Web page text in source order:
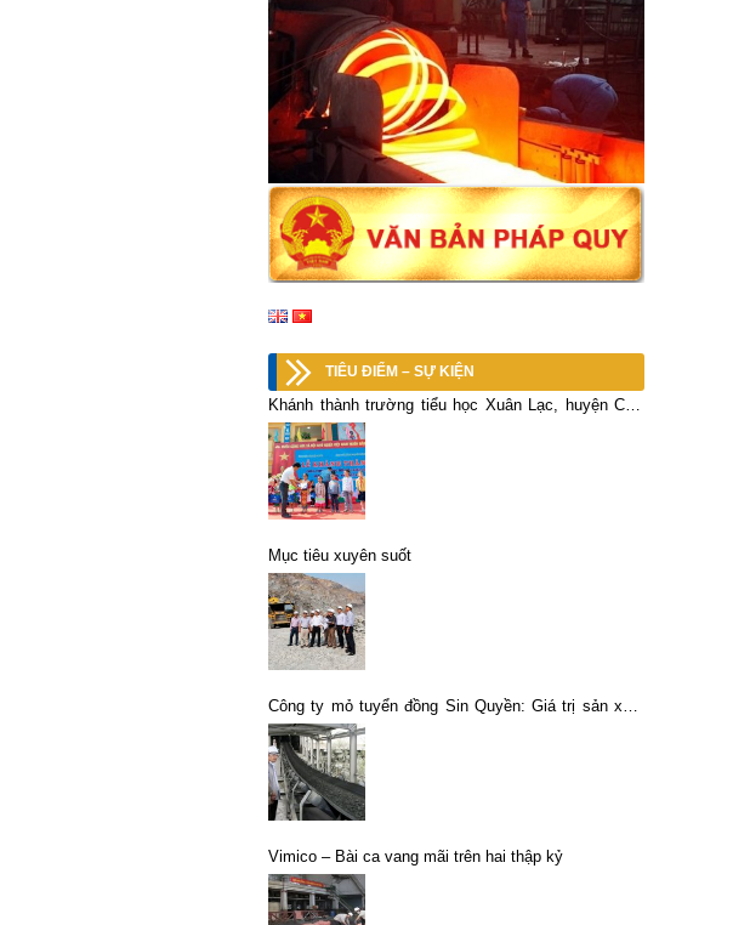
TIÊU ĐIỂM – SỰ KIỆN
Khánh thành trường tiểu học Xuân Lạc, huyện Chợ
Đồn, tỉnh Bắc Kạn
Mục tiêu xuyên suốt
Công ty mỏ tuyển đồng Sin Quyền: Giá trị sản xuất
tăng đều hàng năm
Vimico – Bài ca vang mãi trên hai thập kỷ